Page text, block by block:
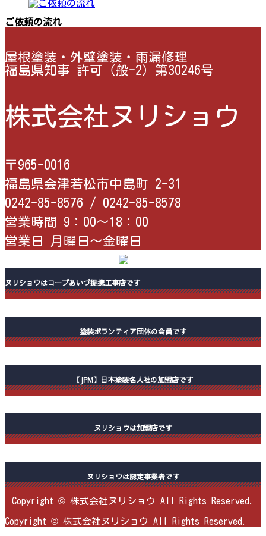
ご依頼の流れ
屋根塗装・外壁塗装・雨漏修理
福島県知事 許可（般-2）第30246号
株式会社ヌリショウ
〒965-0016
福島県会津若松市中島町 2-31
0242-85-8576 / 0242-85-8578
営業時間 9：00〜18：00
営業日 月曜日〜金曜日
ヌリショウはコープあいづ提携工事店です
塗装ボランティア団体の会員です
【JPM】日本塗装名人社の加盟店です
ヌリショウは加盟店です
ヌリショウは認定事業者です
Copyright © 株式会社ヌリショウ All Rights Reserved.
Copyright © 株式会社ヌリショウ All Rights Reserved.